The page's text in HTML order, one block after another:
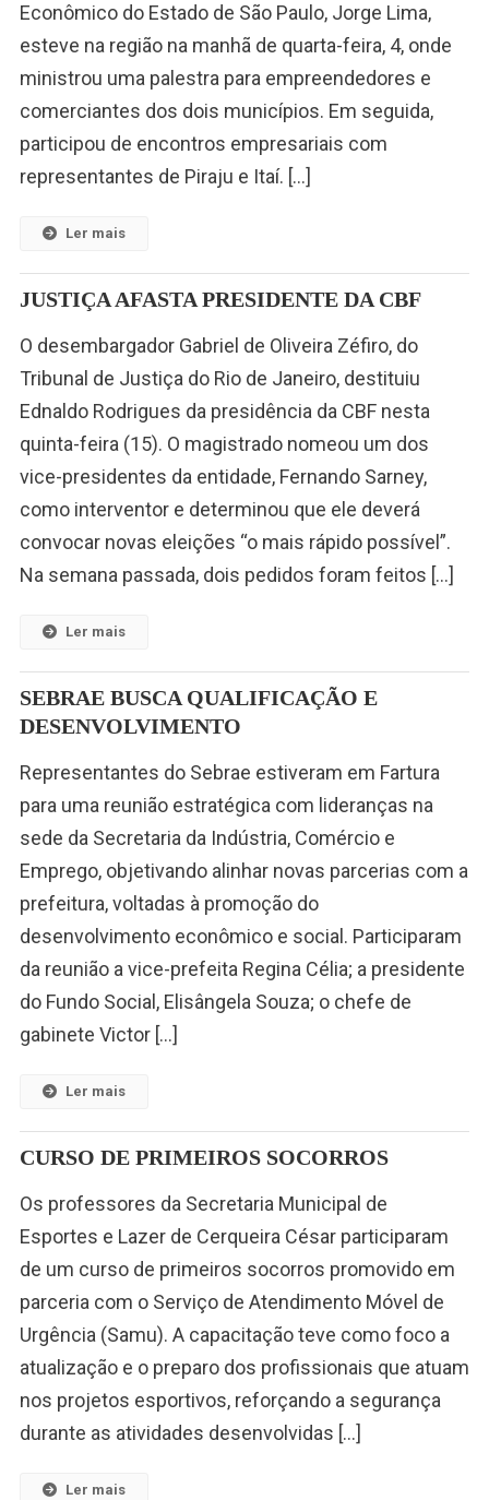
Econômico do Estado de São Paulo, Jorge Lima,
esteve na região na manhã de quarta-feira, 4, onde
ministrou uma palestra para empreendedores e
comerciantes dos dois municípios. Em seguida,
participou de encontros empresariais com
representantes de Piraju e Itaí. […]
Ler mais
JUSTIÇA AFASTA PRESIDENTE DA CBF
O desembargador Gabriel de Oliveira Zéfiro, do
Tribunal de Justiça do Rio de Janeiro, destituiu
Ednaldo Rodrigues da presidência da CBF nesta
quinta-feira (15). O magistrado nomeou um dos
vice-presidentes da entidade, Fernando Sarney,
como interventor e determinou que ele deverá
convocar novas eleições “o mais rápido possível”.
Na semana passada, dois pedidos foram feitos […]
Ler mais
SEBRAE BUSCA QUALIFICAÇÃO E
DESENVOLVIMENTO
Representantes do Sebrae estiveram em Fartura
para uma reunião estratégica com lideranças na
sede da Secretaria da Indústria, Comércio e
Emprego, objetivando alinhar novas parcerias com a
prefeitura, voltadas à promoção do
desenvolvimento econômico e social. Participaram
da reunião a vice-prefeita Regina Célia; a presidente
do Fundo Social, Elisângela Souza; o chefe de
gabinete Victor […]
Ler mais
CURSO DE PRIMEIROS SOCORROS
Os professores da Secretaria Municipal de
Esportes e Lazer de Cerqueira César participaram
de um curso de primeiros socorros promovido em
parceria com o Serviço de Atendimento Móvel de
Urgência (Samu). A capacitação teve como foco a
atualização e o preparo dos profissionais que atuam
nos projetos esportivos, reforçando a segurança
durante as atividades desenvolvidas […]
Ler mais